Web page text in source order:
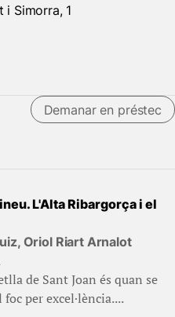
i Simorra, 1
Demanar en préstec
L'Alta Ribargorça i el
Oriol Riart Arnalot
de Sant Joan és quan se
per excel·lència....